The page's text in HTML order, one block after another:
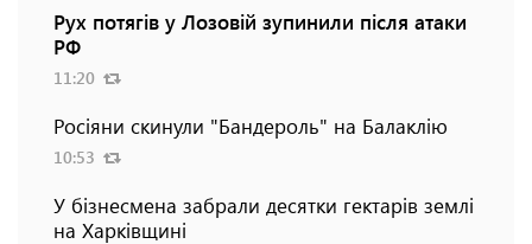
Рух потягів у Лозовій зупинили після атаки
РФ
11:20
Росіяни скинули "Бандероль" на Балаклію
10:53
У бізнесмена забрали десятки гектарів землі
на Харківщині